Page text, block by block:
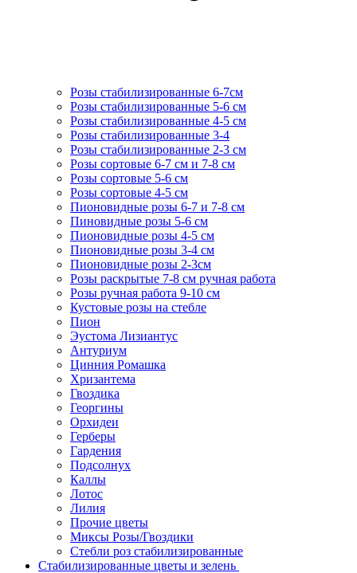
Розы стабилизированные 6-7см
Розы стабилизированные 5-6 см
Розы стабилизированные 4-5 см
Розы стабилизированные 3-4
Розы стабилизированные 2-3 см
Розы сортовые 6-7 см и 7-8 см
Розы сортовые 5-6 см
Розы сортовые 4-5 см
Пионовидные розы 6-7 и 7-8 см
Пиновидные розы 5-6 см
Пионовидные розы 4-5 см
Пионовидные розы 3-4 см
Пионовидные розы 2-3см
Розы раскрытые 7-8 см ручная работа
Розы ручная работа 9-10 см
Кустовые розы на стебле
Пион
Эустома Лизиантус
Антуриум
Цинния Ромашка
Хризантема
Гвоздика
Георгины
Орхидеи
Герберы
Гардения
Подсолнух
Каллы
Лотос
Лилия
Прочие цветы
Миксы Розы/Гвоздики
Стебли роз стабилизированные
Стабилизированные цветы и зелень